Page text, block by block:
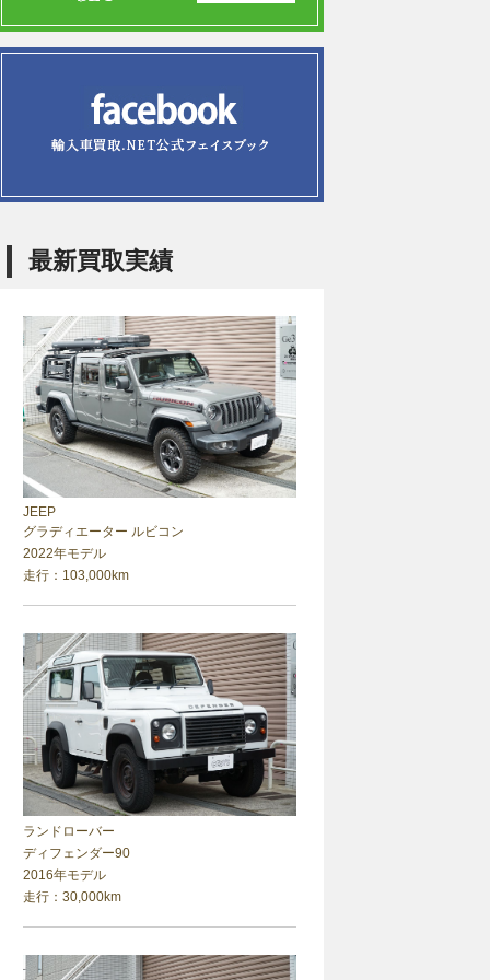
最新買取実績
JEEP
グラディエーター ルビコン
2022年モデル
走行：103,000km
ランドローバー
ディフェンダー90
2016年モデル
走行：30,000km